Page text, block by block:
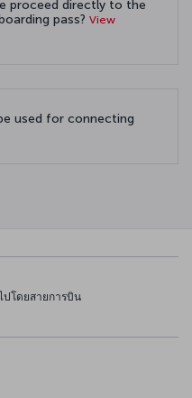
proceed directly to the
pass? View
used for connecting
ปโดยสายการบิน